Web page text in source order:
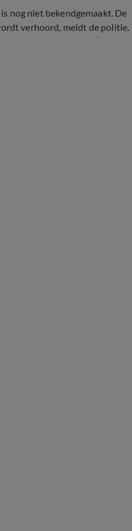
nog niet bekendgemaakt. De
verhoord, meldt de politie.